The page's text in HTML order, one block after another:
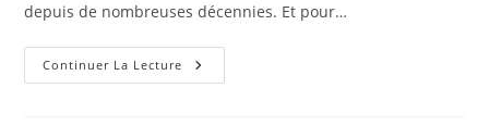
depuis de nombreuses décennies. Et pour…
Continuer La Lecture Pelvicachromis
Pulcher